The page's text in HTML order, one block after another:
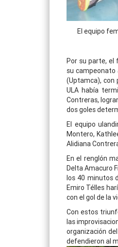
El equipo
Por su parte, el
su campeonato
(Uptamca), con
ULA había
Contreras,
dos goles
El equipo
Montero,
Alidiana
En el renglón
Delta Amacuro
los 40 minutos
Emiro Télles
con el gol de la
Con estos
las
organización
defendieron al